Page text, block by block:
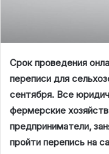
Срок проведения
переписи для
сентября. Все
фермерские
предприниматели,
пройти перепись на